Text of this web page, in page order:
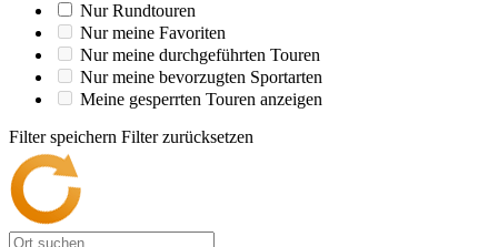
Nur Rundtouren
Nur meine Favoriten
Nur meine durchgeführten Touren
Nur meine bevorzugten Sportarten
Meine gesperrten Touren anzeigen
Filter speichern Filter zurücksetzen